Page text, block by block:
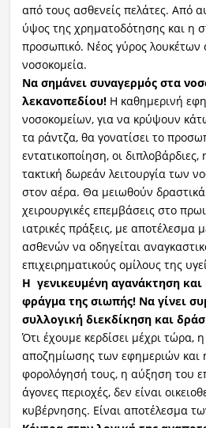
από τους ασθενείς πελάτες. Από
ύψος της χρηματοδότησης και η
προσωπικό. Νέος γύρος λουκέτων
νοσοκομεία.
Να σημάνει συναγερμός στα
λεκανοπεδίου!Η καθημερινή
νοσοκομείων, για να κρύψουν
τα ράντζα, θα γονατίσει το
εντατικοποίηση, οι
τακτική δωρεάν λειτουργία των
στον αέρα. Θα μειωθούν
χειρουργικές επεμβάσεις στο
ιατρικές πράξεις, με αποτέλεσμα
ασθενών να οδηγείται
επιχειρηματικούς ομίλους της
Η γενικευμένη αγανάκτηση
φράγμα της σιωπής! Να γίνει
συλλογική διεκδίκηση και
Ότι έχουμε κερδίσει μέχρι τώρα,
αποζημίωσης των εφημεριών και
φορολόγησή τους, η αύξηση του
άγονες περιοχές, δεν είναι
κυβέρνησης. Είναι αποτέλεσμα